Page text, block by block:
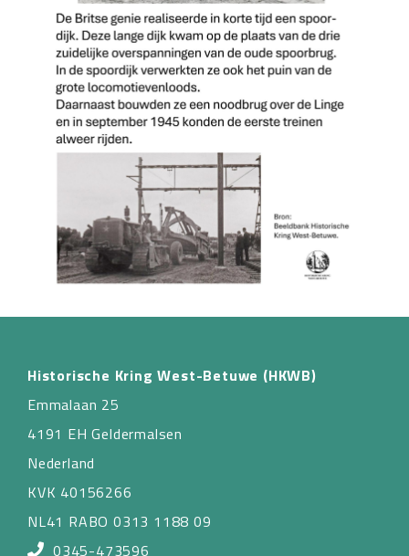
Historische Kring West-Betuwe (HKWB)
Emmalaan 25
4191 EH Geldermalsen
Nederland
KVK 40156266
NL41 RABO 0313 1188 09
0345-473596